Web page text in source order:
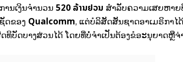
ານເງິນຈຳນວນ 520 ລ້ານຢວນ ສຳລັບຄວາມເສຍຫາຍ
ດຂອງ Qualcomm, ແຕ່ບໍລິສັດສັນຊາດອາເມຣິກາໄ
ທິບັດບາງສ່ວນໄດ້ ໂດຍທີ່ບໍ່ຈຳເປັນຕ້ອງຂໍອະນຸຍາດຫຼື